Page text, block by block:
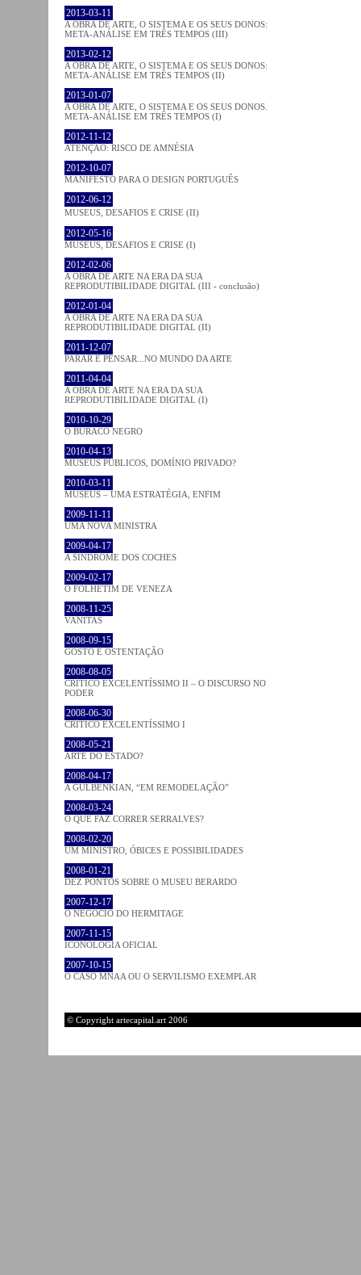
2013-03-11
A OBRA DE ARTE, O SISTEMA E OS SEUS DONOS:
META-ANÁLISE EM TRÊS TEMPOS (III)
2013-02-12
A OBRA DE ARTE, O SISTEMA E OS SEUS DONOS:
META-ANÁLISE EM TRÊS TEMPOS (II)
2013-01-07
A OBRA DE ARTE, O SISTEMA E OS SEUS DONOS.
META-ANÁLISE EM TRÊS TEMPOS (I)
2012-11-12
ATENÇÃO: RISCO DE AMNÉSIA
2012-10-07
MANIFESTO PARA O DESIGN PORTUGUÊS
2012-06-12
MUSEUS, DESAFIOS E CRISE (II)
2012-05-16
MUSEUS, DESAFIOS E CRISE (I)
2012-02-06
A OBRA DE ARTE NA ERA DA SUA
REPRODUTIBILIDADE DIGITAL (III - conclusão)
2012-01-04
A OBRA DE ARTE NA ERA DA SUA
REPRODUTIBILIDADE DIGITAL (II)
2011-12-07
PARAR E PENSAR...NO MUNDO DA ARTE
2011-04-04
A OBRA DE ARTE NA ERA DA SUA
REPRODUTIBILIDADE DIGITAL (I)
2010-10-29
O BURACO NEGRO
2010-04-13
MUSEUS PÚBLICOS, DOMÍNIO PRIVADO?
2010-03-11
MUSEUS – UMA ESTRATÉGIA, ENFIM
2009-11-11
UMA NOVA MINISTRA
2009-04-17
A SÍNDROME DOS COCHES
2009-02-17
O FOLHETIM DE VENEZA
2008-11-25
VANITAS
2008-09-15
GOSTO E OSTENTAÇÃO
2008-08-05
CRÍTICO EXCELENTÍSSIMO II – O DISCURSO NO
PODER
2008-06-30
CRÍTICO EXCELENTÍSSIMO I
2008-05-21
ARTE DO ESTADO?
2008-04-17
A GULBENKIAN, “EM REMODELAÇÃO”
2008-03-24
O QUE FAZ CORRER SERRALVES?
2008-02-20
UM MINISTRO, ÓBICES E POSSIBILIDADES
2008-01-21
DEZ PONTOS SOBRE O MUSEU BERARDO
2007-12-17
O NEGÓCIO DO HERMITAGE
2007-11-15
ICONOLOGIA OFICIAL
2007-10-15
O CASO MNAA OU O SERVILISMO EXEMPLAR
© Copyright artecapital.art 2006